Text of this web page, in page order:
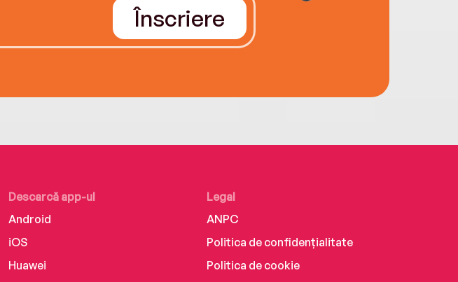
Înscriere
Descarcă app-ul
Android
iOS
Huawei
Legal
ANPC
Politica de confidențialitate
Politica de cookie